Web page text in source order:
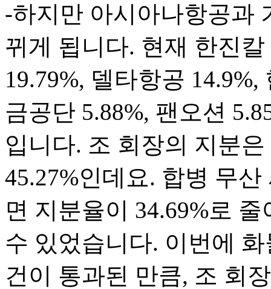
-하지만 아시아나항공과
뀌게 됩니다. 현재 한진
19.79%, 델타항공
금공단 5.88%, 팬오션
입니다. 조 회장의 지분
45.27%인데요. 합병 무
면 지분율이 34.69%로
수 있었습니다. 이번에
건이 통과된 만큼, 조 회